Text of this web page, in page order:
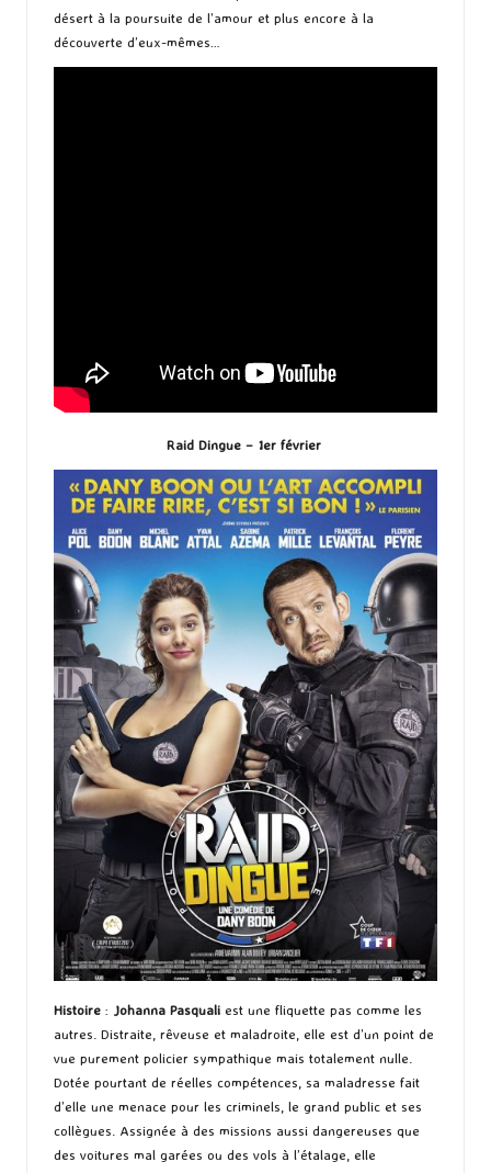
désert à la poursuite de l’amour et plus encore à la
découverte d’eux-mêmes…
Raid Dingue – 1er février
Histoire : Johanna Pasquali est une fliquette pas comme les
autres. Distraite, rêveuse et maladroite, elle est d’un point de
vue purement policier sympathique mais totalement nulle.
Dotée pourtant de réelles compétences, sa maladresse fait
d’elle une menace pour les criminels, le grand public et ses
collègues. Assignée à des missions aussi dangereuses que
des voitures mal garées ou des vols à l’étalage, elle